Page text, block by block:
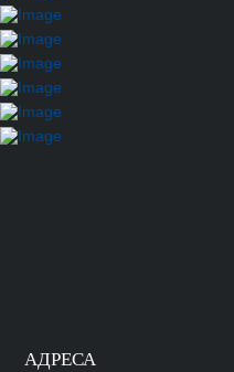
АДРЕСА